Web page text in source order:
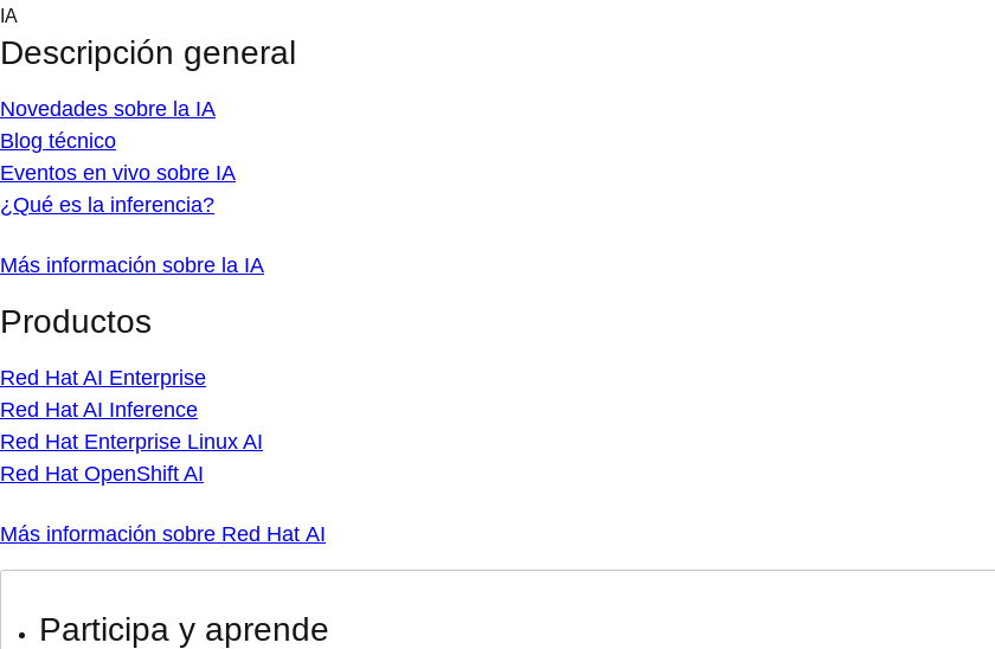
Skip
content
IA
Descripción general
Novedades sobre la IA
Blog técnico
Eventos en vivo sobre IA
¿Qué es la inferencia?
Más información sobre la IA
Productos
Red Hat AI Enterprise
Red Hat AI Inference
Red Hat Enterprise Linux AI
Red Hat OpenShift AI
Más información sobre Red Hat AI
Participa y aprende